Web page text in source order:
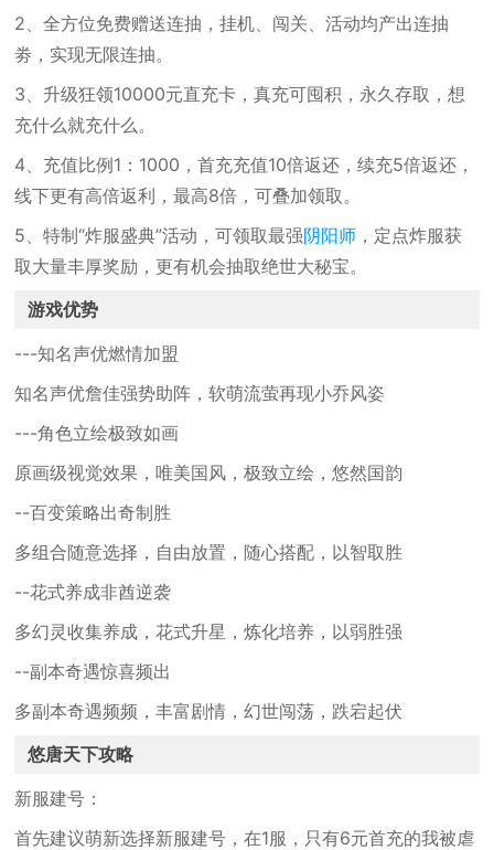
2、全方位免费赠送连抽，挂机、闯关、活动均产出连抽
劵，实现无限连抽。
3、升级狂领10000元直充卡，真充可囤积，永久存取，想
充什么就充什么。
4、充值比例1：1000，首充充值10倍返还，续充5倍返还，
线下更有高倍返利，最高8倍，可叠加领取。
5、特制“炸服盛典”活动，可领取最强阴阳师 ，定点炸服获
取大量丰厚奖励，更有机会抽取绝世大秘宝。
游戏优势
---知名声优燃情加盟
知名声优詹佳强势助阵，软萌流萤再现小乔风姿
---角色立绘极致如画
原画级视觉效果，唯美国风，极致立绘，悠然国韵
--百变策略出奇制胜
多组合随意选择，自由放置，随心搭配，以智取胜
--花式养成非酋逆袭
多幻灵收集养成，花式升星，炼化培养，以弱胜强
--副本奇遇惊喜频出
多副本奇遇频频，丰富剧情，幻世闯荡，跌宕起伏
悠唐天下攻略
新服建号：
首先建议萌新选择新服建号，在1服，只有6元首充的我被虐